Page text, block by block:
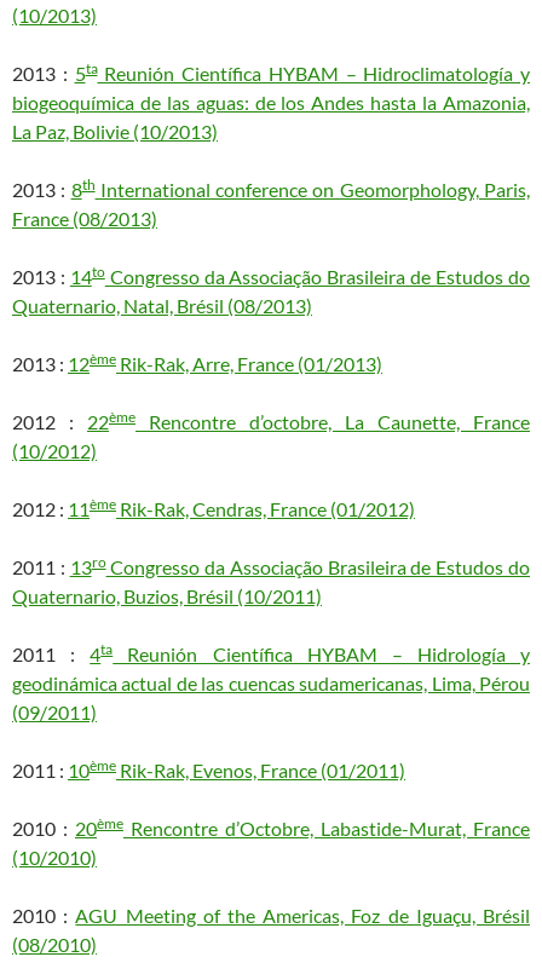
(10/2013)
2013 : 5taReunión Científica HYBAM – Hidroclimatología y
biogeoquímica de las aguas: de los Andes hasta la Amazonia,
La Paz, Bolivie (10/2013)
2013 : 8thInternational conference on Geomorphology, Paris,
France (08/2013)
2013 : 14toCongresso da Associação Brasileira de Estudos do
Quaternario, Natal, Brésil (08/2013)
2013 : 12ème Rik-Rak, Arre, France (01/2013)
2012 : 22ème
Rencontre d’octobre, La Caunette, France
(10/2012)
2012 : 11ème Rik-Rak, Cendras, France (01/2012)
2011 : 13roCongresso da Associação Brasileira de Estudos do
Quaternario, Buzios, Brésil (10/2011)
2011 :4taReunión Científica HYBAM – Hidrología y
geodinámica actual de las cuencas sudamericanas, Lima, Pérou
(09/2011)
2011 : 10ème Rik-Rak, Evenos, France (01/2011)
2010 : 20ème Rencontre d’Octobre, Labastide-Murat, France
(10/2010)
2010 :AGU Meeting of the Americas, Foz de Iguaçu, Brésil
(08/2010)